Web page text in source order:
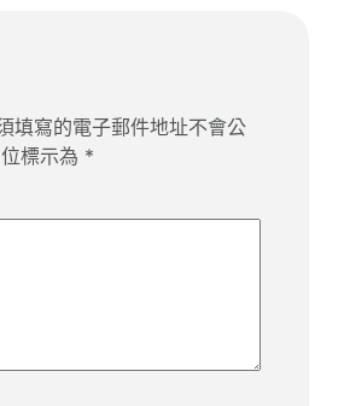
填寫的電子郵件地址不會公
標示為 *